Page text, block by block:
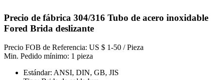
Precio de fábrica 304/316 Tubo de acero inoxidable
Fored Brida deslizante
Precio FOB de Referencia: US $ 1-50 / Pieza
Min. Pedido mínimo: 1 pieza
Estándar: ANSI, DIN, GB, JIS